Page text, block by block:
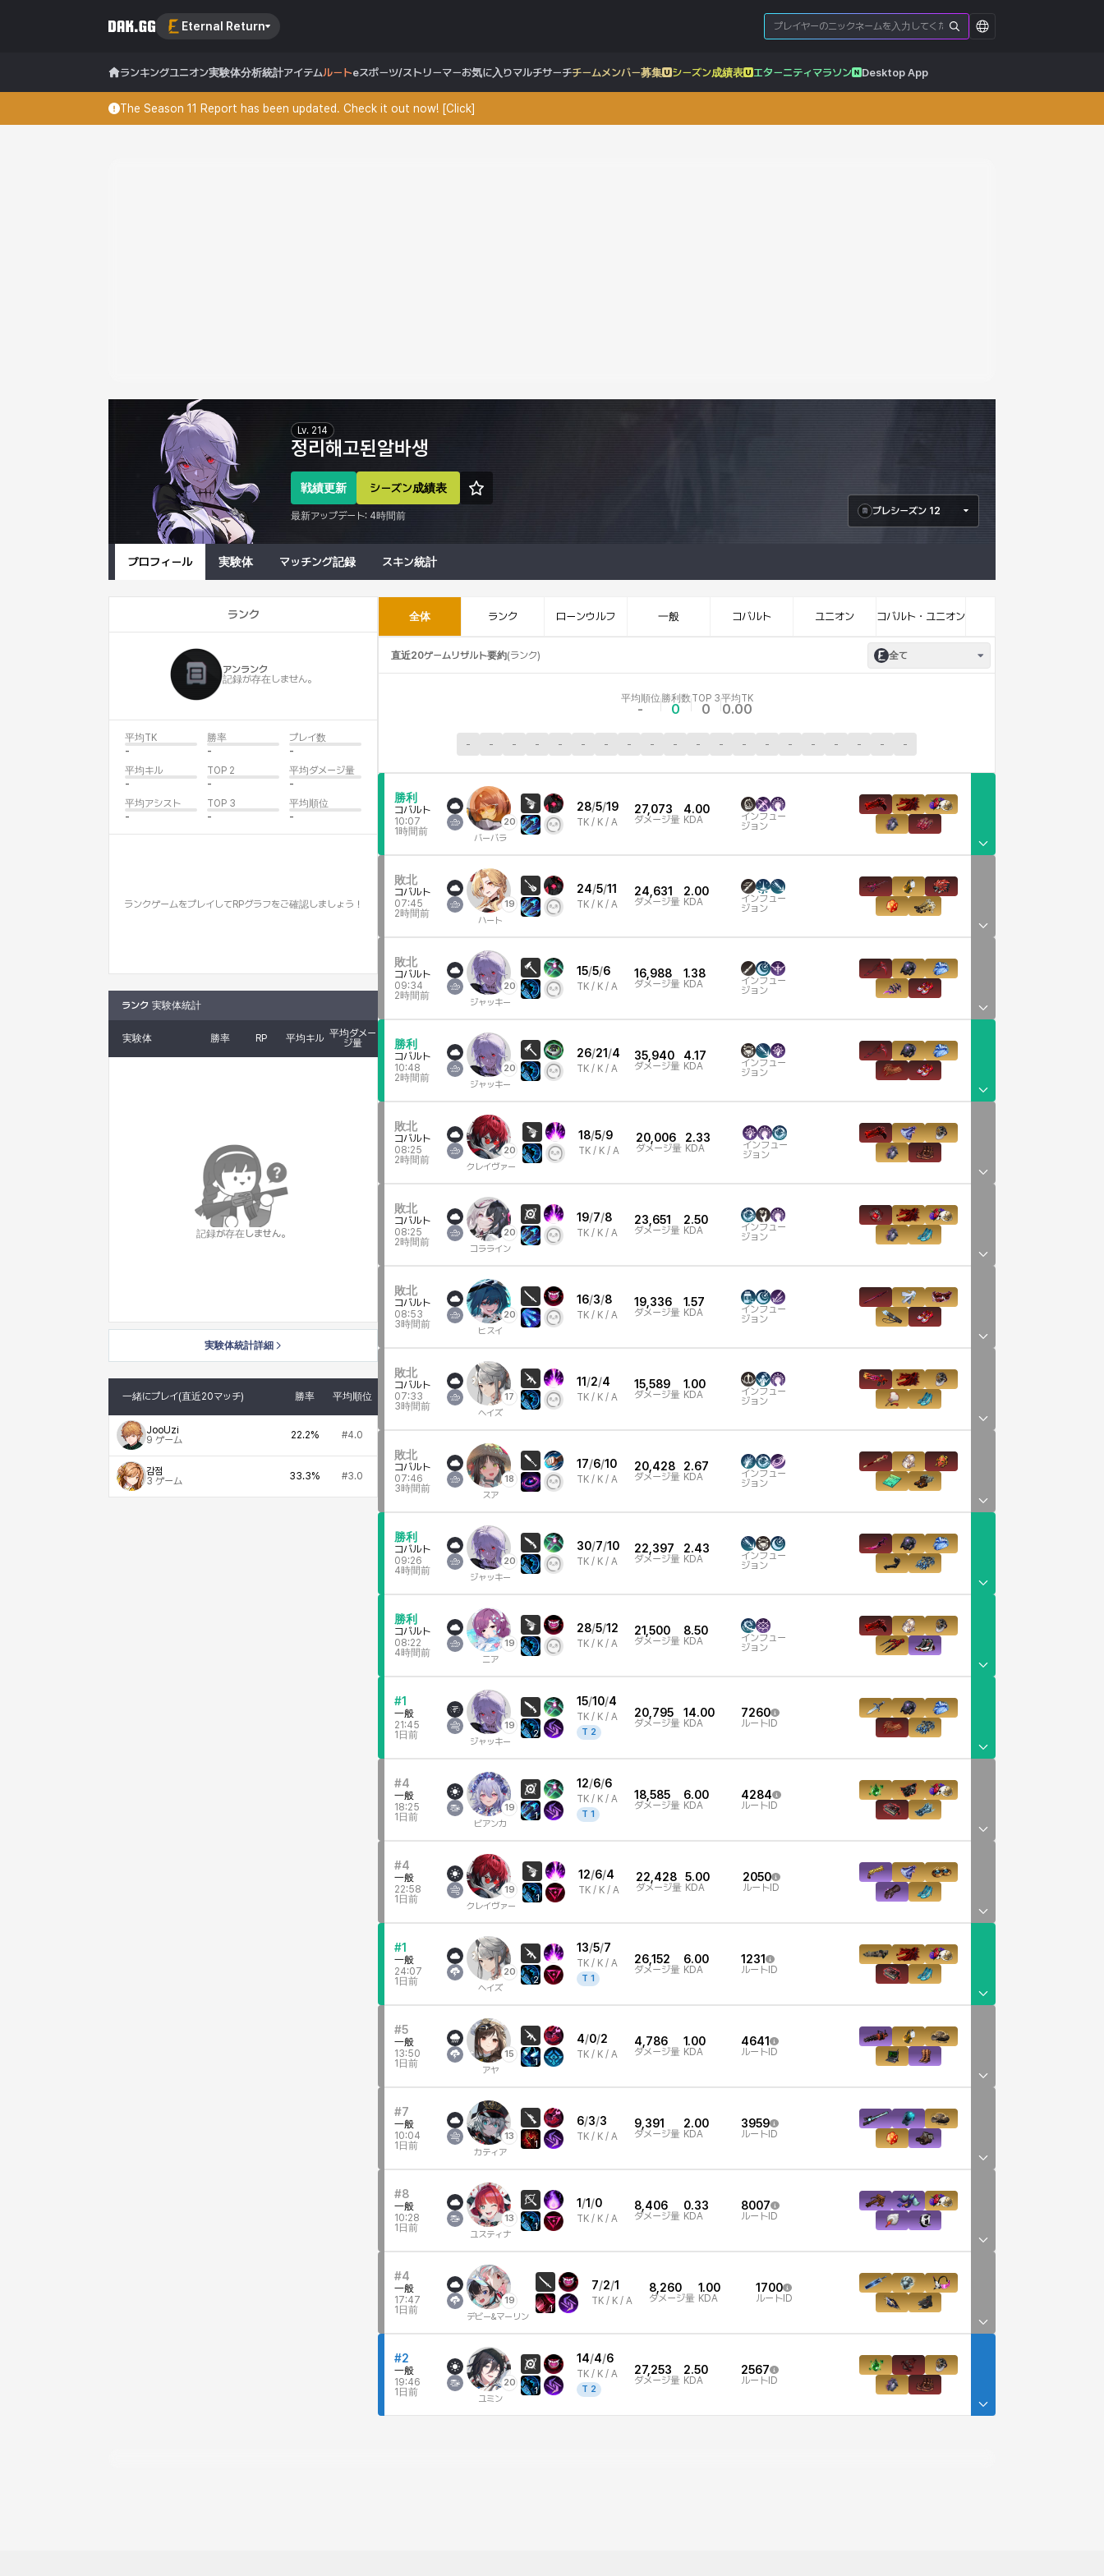
Eternal Return
ランキングユニオン実験体分析統計アイテムルートeスポーツ/ストリーマーお気に入りマルチサーチチームメンバー募集 シーズン成績表 エターニティマラソン Desktop App
The Season 11 Report has been updated. Check it out now! [Click]
Eternal Return Profile for 정리해고된알바생
정리해고된알바생
Lv. 214
戦績更新 シーズン成績表
最新アップデート: 4時間前 プレシーズン 12
プロフィール 実験体 マッチング記録 スキン統計
ランク
アンランク
記録が存在しません。
平均TK
-
勝率
-
プレイ数
-
平均キル
-
TOP 2
-
平均ダメージ量
-
平均アシスト
-
TOP 3
-
平均順位
-
ランクゲームをプレイしてRPグラフをご確認しましょう！
ランク 実験体統計
実験体 勝率 RP 平均キル 平均ダメー
ジ量
記録が存在しません。
実験体統計詳細
一緒にプレイ(直近20マッチ) 勝率 平均順位
JooUzi
9 ゲーム 22.2% #4.0
감점
3 ゲーム 33.3% #3.0
全体 ランク ローンウルフ 一般 コバルト ユニオン コバルト・ユニオン
直近20ゲームリザルト要約(ランク) 全て
平均順位
-
勝利数
0
TOP 3
0
平均TK
0.00
- - - - - - - - - - - - - - - - - - - -
勝利
コバルト
10:07
1時間前
20
バーバラ
28/5/19
TK / K / A
27,073
ダメージ量
4.00
KDA
インフュー
ジョン
敗北
コバルト
07:45
2時間前
19
ハート
24/5/11
TK / K / A
24,631
ダメージ量
2.00
KDA
インフュー
ジョン
敗北
コバルト
09:34
2時間前
20
ジャッキー
15/5/6
TK / K / A
16,988
ダメージ量
1.38
KDA
インフュー
ジョン
勝利
コバルト
10:48
2時間前
20
ジャッキー
26/21 /4
TK / K / A
35,940
ダメージ量
4.17
KDA
インフュー
ジョン
敗北
コバルト
08:25
2時間前
20
クレイヴァー
18/5/9
TK / K / A
20,006
ダメージ量
2.33
KDA
インフュー
ジョン
敗北
コバルト
08:25
2時間前
20
コラライン
19/7/8
TK / K / A
23,651
ダメージ量
2.50
KDA
インフュー
ジョン
敗北
コバルト
08:53
3時間前
20
ヒスイ
16/3/8
TK / K / A
19,336
ダメージ量
1.57
KDA
インフュー
ジョン
敗北
コバルト
07:33
3時間前
17
ヘイズ
11 /2/4
TK / K / A
15,589
ダメージ量
1.00
KDA
インフュー
ジョン
敗北
コバルト
07:46
3時間前
18
スア
17/6/10
TK / K / A
20,428
ダメージ量
2.67
KDA
インフュー
ジョン
勝利
コバルト
09:26
4時間前
20
ジャッキー
30/7/10
TK / K / A
22,397
ダメージ量
2.43
KDA
インフュー
ジョン
勝利
コバルト
08:22
4時間前
19
ニア
28/5/12
TK / K / A
21,500
ダメージ量
8.50
KDA
インフュー
ジョン
#1
一般
21:45
1日前
19
ジャッキー
2
15/10/4
TK / K / A
T 2
20,795
ダメージ量
14.00
KDA
7260
ルートID
#4
一般
18:25
1日前
19
ビアンカ
1
12/6/6
TK / K / A
T 1
18,585
ダメージ量
6.00
KDA
4284
ルートID
#4
一般
22:58
1日前
19
クレイヴァー
1
12/6/4
TK / K / A
22,428
ダメージ量
5.00
KDA
2050
ルートID
#1
一般
24:07
1日前
20
ヘイズ
2
13/5/7
TK / K / A
T 1
26,152
ダメージ量
6.00
KDA
1231
ルートID
#5
一般
13:50
1日前
15
アヤ
1
4/0/2
TK / K / A
4,786
ダメージ量
1.00
KDA
4641
ルートID
#7
一般
10:04
1日前
13
カティア
1
6/3/3
TK / K / A
9,391
ダメージ量
2.00
KDA
3959
ルートID
#8
一般
10:28
1日前
13
ユスティナ
1
1 /1 /0
TK / K / A
8,406
ダメージ量
0.33
KDA
8007
ルートID
#4
一般
17:47
1日前
19
デビー&マーリン
1
7/2/1
TK / K / A
8,260
ダメージ量
1.00
KDA
1700
ルートID
#2
一般
19:46
1日前
20
ユミン
1
14/4/6
TK / K / A
T 2
27,253
ダメージ量
2.50
KDA
2567
ルートID